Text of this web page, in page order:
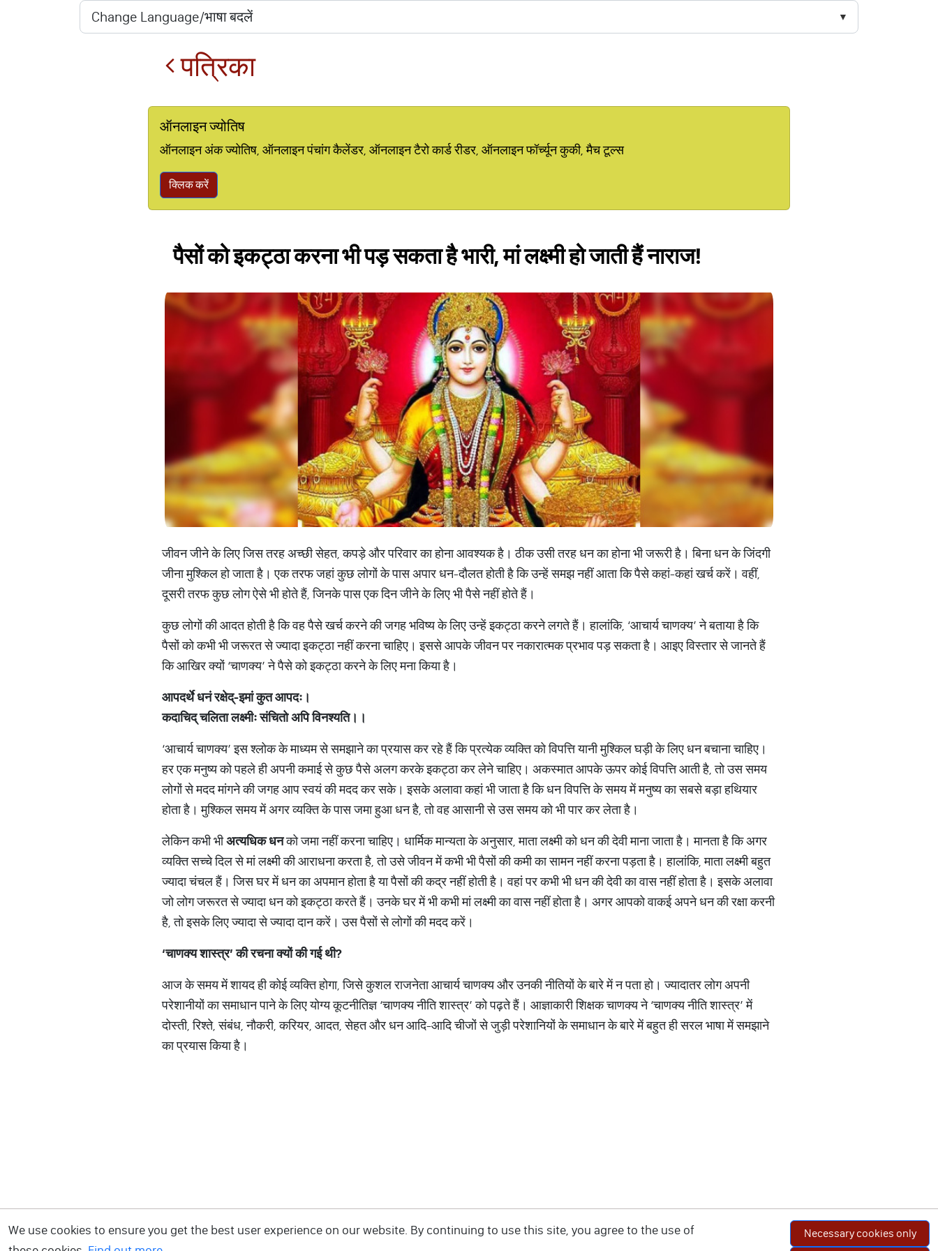
पत्रिका
ऑनलाइन ज्योतिष
ऑनलाइन अंक ज्योतिष, ऑनलाइन पंचांग कैलेंडर, ऑनलाइन टैरो कार्ड रीडर, ऑनलाइन फॉर्च्यून कुकी, मैच टूल्स
क्लिक करें
पैसों को इकट्ठा करना भी पड़ सकता है भारी, मां लक्ष्मी हो जाती हैं नाराज!
जीवन जीने के लिए जिस तरह अच्छी सेहत, कपड़े और परिवार का होना आवश्यक है। ठीक उसी तरह धन का होना भी जरूरी है। बिना धन के जिंदगी
जीना मुश्किल हो जाता है। एक तरफ जहां कुछ लोगों के पास अपार धन-दौलत होती है कि उन्हें समझ नहीं आता कि पैसे कहां-कहां खर्च करें। वहीं,
दूसरी तरफ कुछ लोग ऐसे भी होते हैं, जिनके पास एक दिन जीने के लिए भी पैसे नहीं होते हैं।
कुछ लोगों की आदत होती है कि वह पैसे खर्च करने की जगह भविष्य के लिए उन्हें इकट्ठा करने लगते हैं। हालांकि, ‘आचार्य चाणक्य’ ने बताया है कि
पैसों को कभी भी जरूरत से ज्यादा इकट्ठा नहीं करना चाहिए। इससे आपके जीवन पर नकारात्मक प्रभाव पड़ सकता है। आइए विस्तार से जानते हैं
कि आखिर क्यों ‘चाणक्य’ ने पैसे को इकट्ठा करने के लिए मना किया है।
आपदर्थेधनंरक्षेद्-इमांकुतआपदः।
कदाचिद्चलितालक्ष्मीःसंचितोअपिविनश्यति।।
‘आचार्य चाणक्य’ इस श्लोक के माध्यम से समझाने का प्रयास कर रहे हैं कि प्रत्येक व्यक्ति को विपत्ति यानी मुश्किल घड़ी के लिए धन बचाना चाहिए।
हर एक मनुष्य को पहले ही अपनी कमाई से कुछ पैसे अलग करके इकट्ठा कर लेने चाहिए। अकस्मात आपके ऊपर कोई विपत्ति आती है, तो उस समय
लोगों से मदद मांगने की जगह आप स्वयं की मदद कर सके। इसके अलावा कहां भी जाता है कि धन विपत्ति के समय में मनुष्य का सबसे बड़ा हथियार
होता है। मुश्किल समय में अगर व्यक्ति के पास जमा हुआ धन है, तो वह आसानी से उस समय को भी पार कर लेता है।
लेकिन कभी भीअत्यधिकधनको जमा नहीं करना चाहिए। धार्मिक मान्यता के अनुसार, माता लक्ष्मी को धन की देवी माना जाता है। मानता है कि अगर
व्यक्ति सच्चे दिल से मां लक्ष्मी की आराधना करता है, तो उसे जीवन में कभी भी पैसों की कमी का सामन नहीं करना पड़ता है। हालांकि, माता लक्ष्मी बहुत
ज्यादा चंचल हैं। जिस घर में धन का अपमान होता है या पैसों की कद्र नहीं होती है। वहां पर कभी भी धन की देवी का वास नहीं होता है। इसके अलावा
जो लोग जरूरत से ज्यादा धन को इकट्ठा करते हैं। उनके घर में भी कभी मां लक्ष्मी का वास नहीं होता है। अगर आपको वाकई अपने धन की रक्षा करनी
है, तो इसके लिए ज्यादा से ज्यादा दान करें। उस पैसों से लोगों की मदद करें।
‘चाणक्यशास्त्र’कीरचनाक्योंकीगईथी?
आज के समय में शायद ही कोई व्यक्ति होगा, जिसे कुशल राजनेता आचार्य चाणक्य और उनकी नीतियों के बारे में न पता हो। ज्यादातर लोग अपनी
परेशानीयों का समाधान पाने के लिए योग्य कूटनीतिज्ञ ‘चाणक्य नीति शास्त्र’ को पढ़ते हैं। आज्ञाकारी शिक्षक चाणक्य ने ‘चाणक्य नीति शास्त्र’ में
दोस्ती, रिश्ते, संबंध, नौकरी, करियर, आदत, सेहत और धन आदि-आदि चीजों से जुड़ी परेशानियों के समाधान के बारे में बहुत ही सरल भाषा में समझाने
का प्रयास किया है।
We use cookies to ensure you get the best user experience on our website. By continuing to use this site, you agree to the use of
Necessary cookies only